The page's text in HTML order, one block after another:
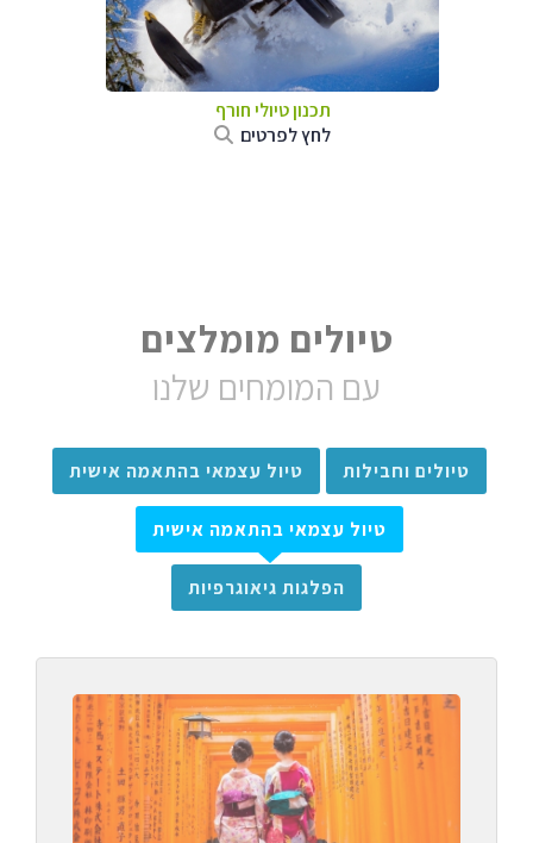
תכנון טיולי חורף
לחץ לפרטים
טיולים מומלצים
עם המומחים שלנו
טיולים וחבילות טיול עצמאי בהתאמה אישית
טיול עצמאי בהתאמה אישית
הפלגות גיאוגרפיות